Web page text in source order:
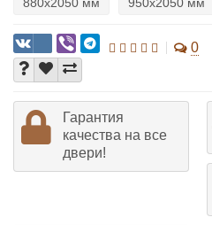
880х2050 мм 950х2050 мм
0
Гарантия
качества на все
двери!